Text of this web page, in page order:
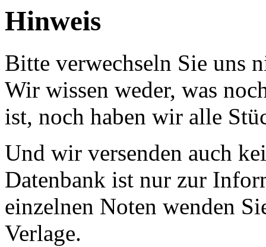
Hinweis
Bitte verwechseln Sie uns
Wir wissen weder, was
ist, noch haben wir alle
Und wir versenden auch
Datenbank ist nur zur
einzelnen Noten wenden
Verlage.